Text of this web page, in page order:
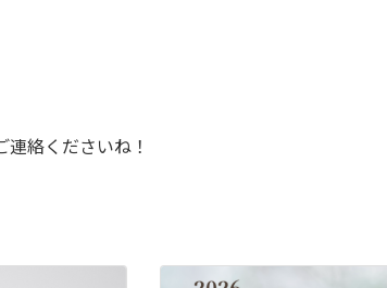
絡くださいね！